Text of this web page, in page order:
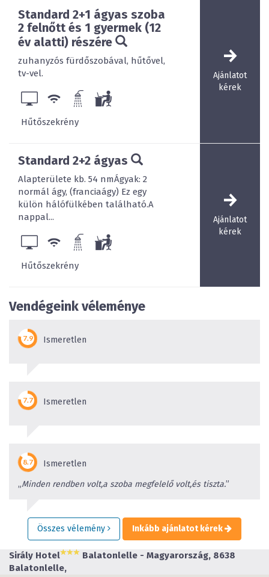
 4 db négyágyas apartman + 1 ággyal
 Saját ősfás kert, grillezési lehetőséggel, játszótérrel és
parti büféstanddal
 Díjmentes parkolás
 Külső programok szervezése
Standard 2+1 ágyas szoba
2 felnőtt és 1 gyermek (12
év alatti) részére
zuhanyzós fürdőszobával, hűtővel,
tv-vel.
Hűtőszekrény
Ajánlatot
kérek
Standard 2+2 ágyas
Alapterülete kb. 54 nmÁgyak: 2
normál ágy, (franciaágy) Ez egy
külön hálófülkében található.A
nappal...
Hűtőszekrény
Ajánlatot
kérek
Vendégeink véleménye
Ismeretlen
Ismeretlen
Ismeretlen
„Minden rendben volt,a szoba megfelelő volt,és tiszta.”
Összes vélemény Inkább ajánlatot kérek
Sirály Hotel
Balatonlelle - Magyarország, 8638
Balatonlelle,